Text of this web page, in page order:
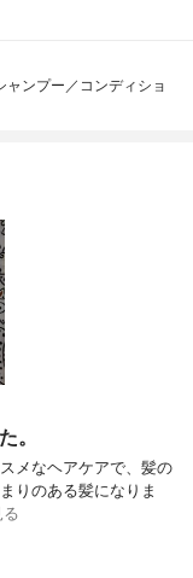
ャンプー／コンディショ
。
メなヘアケアで、髪の
りのある髪になりま